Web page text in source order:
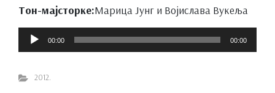
Тон-мајсторке:Марица Јунг и Војислава Вукеља
Прегледач
звучних
00:00 00:00
2012.